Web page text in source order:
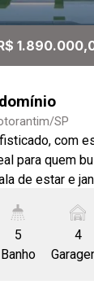
SP
com
para quem
de estar e
um ambiente
a interação
5
Banho
4